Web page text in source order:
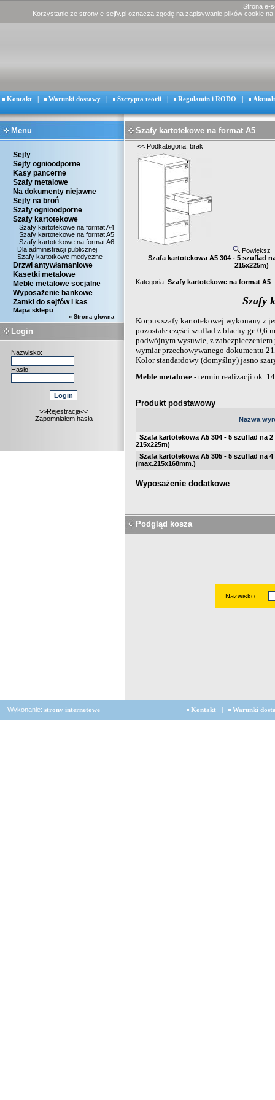
Strona e-
Korzystanie ze strony e-sejfy.pl oznacza zgodę na zapisywanie plików cookie
Kontakt | Warunki dostawy | Szczypta teorii | Regulamin i RODO |
Menu
Sejfy
Sejfy ognioodporne
Kasy pancerne
Szafy metalowe
Na dokumenty niejawne
Sejfy na broń
Szafy ognioodporne
Szafy kartotekowe
Szafy kartotekowe na format A4
Szafy kartotekowe na format A5
Szafy kartotekowe na format A6
Dla administracji publicznej
Szafy kartotkowe medyczne
Drzwi antywłamaniowe
Kasetki metalowe
Meble metalowe socjalne
Wyposażenie bankowe
Zamki do sejfów i kas
Mapa sklepu
« Strona głowna
Login
Nazwisko:
Hasło:
>>Rejestracja<<
Zapomniałem hasła
Szafy kartotekowe na format A5
<< Podkategoria: brak
Powiększ
Szafa kartotekowa A5 304 - 5 szuflad
215x225m)
Kategoria: Szafy kartotekowe na format A5:
Szafy
Korpus szafy kartotekowej wykonany z
pozostałe części szuflad z blachy gr.
podwójnym wysuwie, z
wymiar przechowywanego dokumentu
Kolor standardowy (domyślny) jasno
Meble metalowe - termin realizacji ok.
Produkt podstawowy
Nazwa
Szafa kartotekowa A5 304 - 5 szuflad na
215x225m)
Szafa kartotekowa A5 305 - 5 szuflad na
(max.215x168mm.)
Wyposażenie dodatkowe
Podgląd kosza
Nazwisko
Wykonanie: strony internetowe Kontakt | Warunki